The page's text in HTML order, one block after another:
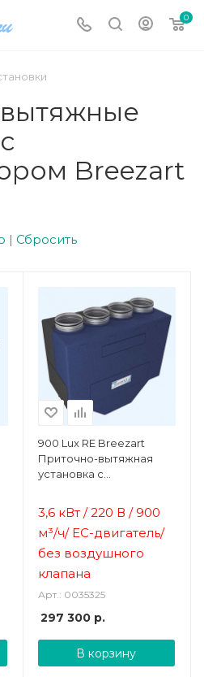
0
Breezart
| Сбросить
900 Lux RE Breezart
Приточно-вытяжная
установка с
рекуператором
3,6 кВт / 220 В / 900
м³/ч/ ЕС-двигатель/
без воздушного
клапана
Арт.: 0035325
297 300р.
В корзину